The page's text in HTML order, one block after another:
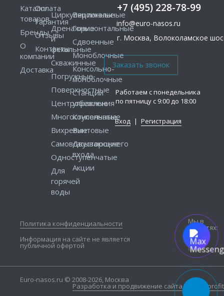
+7 (495) 228-78-99
info@euro-nasos.ru
г. Москва, Волоколамское
Работаем с понедельника
по пятницу с 9:00 до 18:00
Вход | Регистрация
Каталог
товаров
Бренды
О
компании
Доставка
Оплата
Гарантия
Отзывы
Контакты
Циркуляционные
Дренажные
и
фекальные
Скважинные
Погружные
Поверхностные
Центробежные
Многоступенчатые
Вихревые
Самовсасывающие
Одноступенчатые
Для
горячей
воды
Вертикальные
Горизонтальные
Сдвоенные
Моноблочные
Консольно-
моноблочные
Станции
управления
Консольные
Винтовые
Двустороннего
входа
Акции
Политика конфиденциальности
Информация на сайте не является
публичной офертой
Мы в
соцсетях:
Euro-nasos.ru © 2008-2026, Москва
Разработка и продвижение сайта — Seo4profit